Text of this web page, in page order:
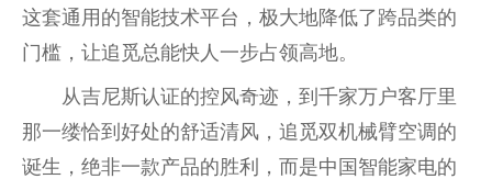
这套通用的智能技术平台，极大地降低了跨品类的
门槛，让追觅总能快人一步占领高地。
从吉尼斯认证的控风奇迹，到千家万户客厅里
那一缕恰到好处的舒适清风，追觅双机械臂空调的
诞生，绝非一款产品的胜利，而是中国智能家电的